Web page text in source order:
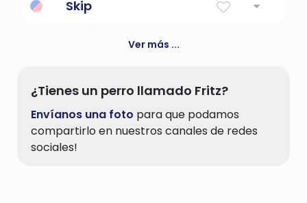
forma depende del palo)
Skip
elástica. para escapar en secreto a toda
Ver más ...
¿Tienes un perro llamado Fritz?
Envíanos una foto para que podamos
compartirlo en nuestros canales de redes
sociales!